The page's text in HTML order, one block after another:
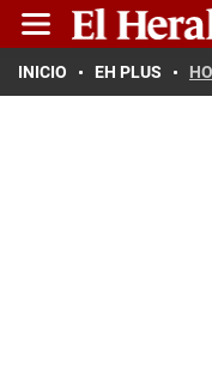
INICIO EH PLUS